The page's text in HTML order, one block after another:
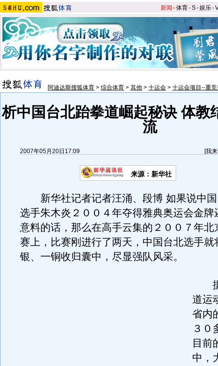
新闻 -体育-S-娱乐-
阿迪达斯搜狐体育 > 综合体育 > 其他 > 十运会 > 十运会项目--重
析中国台北跆拳道崛起秘诀 体教
流
2007年05月20日17:09 [我
来源：新华社
新华社记者记者汪涌、段博 如果说中国
选手朱木炎２００４年夺得雅典奥运会金牌
意料的话，那么在高手云集的２００７年北
赛上，比赛刚进行了两天，中国台北选手就
银、一铜收归囊中，尽显强队风采。
据
道运
省内
３０
目前
中，